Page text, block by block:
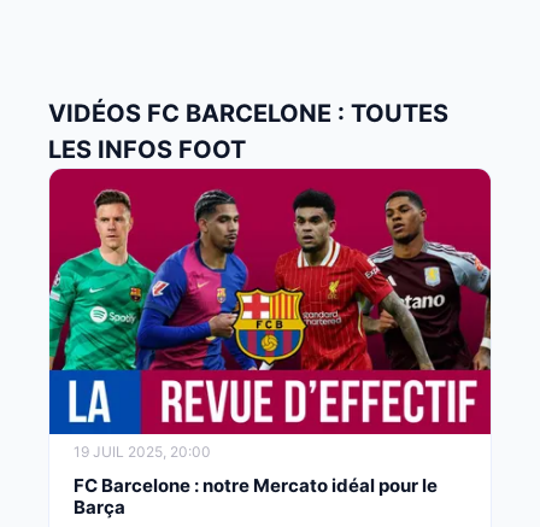
VIDÉOS FC BARCELONE : TOUTES
LES INFOS FOOT
19 JUIL 2025, 20:00
FC Barcelone : notre Mercato idéal pour le
Barça